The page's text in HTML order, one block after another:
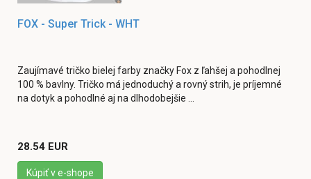
FOX - Super Trick - WHT
Zaujímavé tričko bielej farby značky Fox z ľahšej a pohodlnej
100 % bavlny. Tričko má jednoduchý a rovný strih, je príjemné
na dotyk a pohodlné aj na dlhodobejšie ...
28.54 EUR
Kúpiť v e-shope